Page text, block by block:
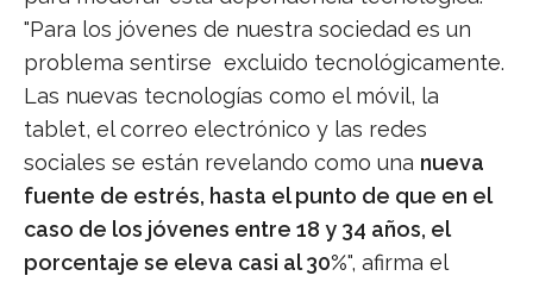
"Para los jóvenes de nuestra sociedad es un
problema sentirse excluido tecnológicamente.
Las nuevas tecnologías como el móvil, la
tablet, el correo electrónico y las redes
sociales se están revelando como una nueva
fuente de estrés, hasta el punto de que en el
caso de los jóvenes entre 18 y 34 años, el
porcentaje se eleva casi al 30%", afirma el